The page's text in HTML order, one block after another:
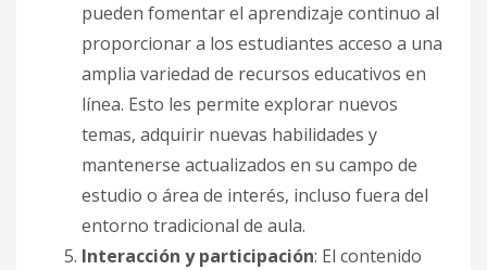
pueden fomentar el aprendizaje continuo al
proporcionar a los estudiantes acceso a una
amplia variedad de recursos educativos en
línea. Esto les permite explorar nuevos
temas, adquirir nuevas habilidades y
mantenerse actualizados en su campo de
estudio o área de interés, incluso fuera del
entorno tradicional de aula.
Interacción y participación: El contenido